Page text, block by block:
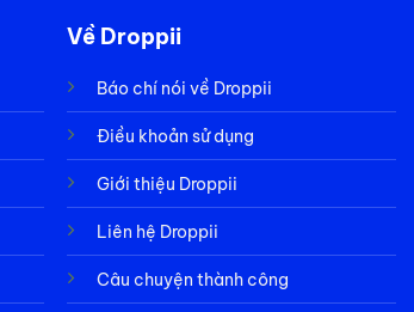
Về Droppii
Báo chí nói về Droppii
Điều khoản sử dụng
Giới thiệu Droppii
Liên hệ Droppii
Câu chuyện thành công